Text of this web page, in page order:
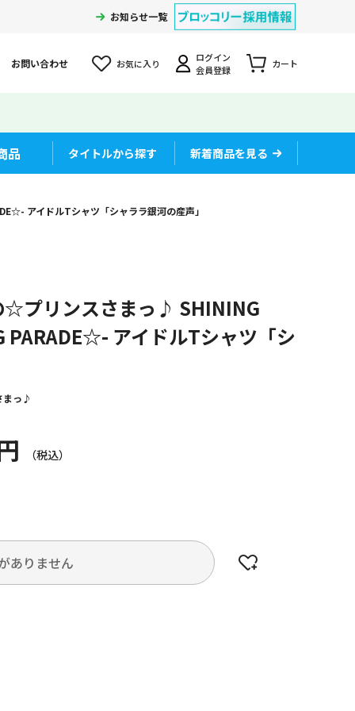
お知らせ一覧
お問い合わせ お気に入り
ログイン
会員登録
カート
品 タイトルから探す 新着商品を見る
アイドルTシャツ「シャララ銀河の産声」
☆プリンスさまっ♪ SHINING
PARADE☆- アイドルTシャツ「シ
まっ♪
ありません